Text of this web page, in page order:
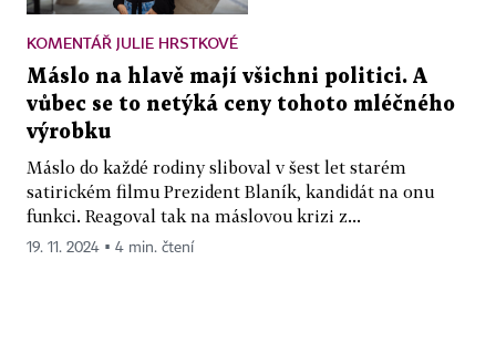
KOMENTÁŘ JULIE HRSTKOVÉ
Máslo na hlavě mají všichni politici. A
vůbec se to netýká ceny tohoto mléčného
výrobku
Máslo do každé rodiny sliboval v šest let starém
satirickém filmu Prezident Blaník, kandidát na onu
funkci. Reagoval tak na máslovou krizi z...
19. 11. 2024 ▪ 4 min. čtení